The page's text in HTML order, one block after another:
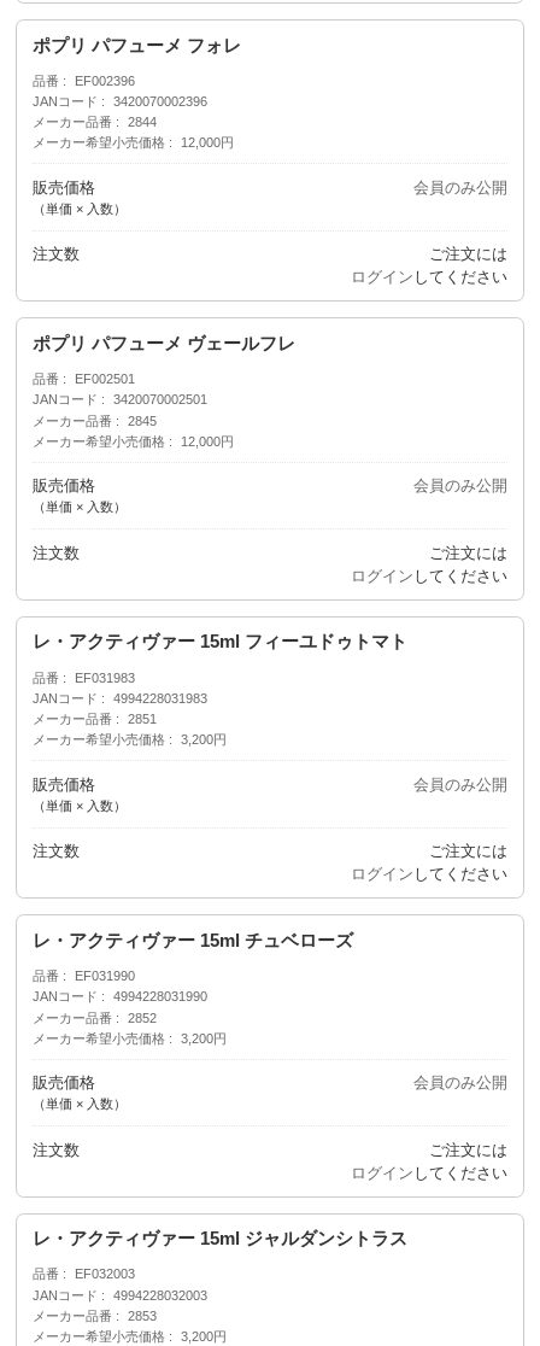
ポプリ パフューメ フォレ
品番
EF002396
JANコード
3420070002396
メーカー品番
2844
メーカー希望小売価格
12,000円
販売価格
（単価 × 入数）
会員のみ公開
注文数
ご注文には
ログイン してください
ポプリ パフューメ ヴェールフレ
品番
EF002501
JANコード
3420070002501
メーカー品番
2845
メーカー希望小売価格
12,000円
販売価格
（単価 × 入数）
会員のみ公開
注文数
ご注文には
ログイン してください
レ・アクティヴァー 15ml フィーユドゥトマト
品番
EF031983
JANコード
4994228031983
メーカー品番
2851
メーカー希望小売価格
3,200円
販売価格
（単価 × 入数）
会員のみ公開
注文数
ご注文には
ログイン してください
レ・アクティヴァー 15ml チュベローズ
品番
EF031990
JANコード
4994228031990
メーカー品番
2852
メーカー希望小売価格
3,200円
販売価格
（単価 × 入数）
会員のみ公開
注文数
ご注文には
ログイン してください
レ・アクティヴァー 15ml ジャルダンシトラス
品番
EF032003
JANコード
4994228032003
メーカー品番
2853
メーカー希望小売価格
3,200円